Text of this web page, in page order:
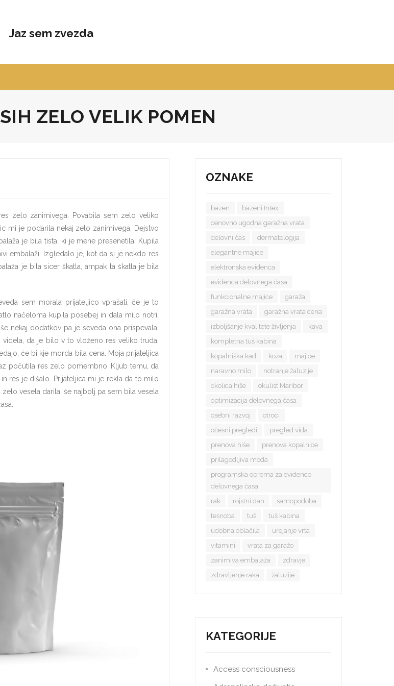
Jaz sem zvezda
ZELO VELIK POMEN
zelo zanimivega. Povabila sem zelo veliko
mi je podarila nekaj zelo zanimivega. Dejstvo
je bila tista, ki je mene presenetila. Kupila
embalaži. Izgledalo je, kot da si je nekdo res
je bila sicer škatla, ampak ta škatla je bila
sem morala prijateljico vprašati, če je to
načeloma kupila posebej in dala milo notri,
nekaj dodatkov pa je seveda ona prispevala.
da je bilo v to vloženo res veliko truda.
če bi kje morda bila cena. Moja prijateljica
počutila res zelo pomembno. Kljub temu, da
res je dišalo. Prijateljica mi je rekla da to milo
vesela darila, še najbolj pa sem bila vesela
OZNAKE
bazen
bazeni Intex
cenovno ugodna garažna vrata
delovni čas
dermatologija
elegantne majice
elektronska evidenca
evidenca delovnega časa
funkcionalne majice
garaža
garažna vrata
garažna vrata cena
izboljšanje kvalitete življenja
kava
kompletna tuš kabina
kopalniška kad
koža
majice
naravno milo
notranje žaluzije
okolica hiše
okulist Maribor
optimizacija delovnega časa
osebni razvoj
otroci
očesni pregledi
pregled vida
prenova hiše
prenova kopalnice
prilagodljiva moda
programska oprema za evidenco
delovnega časa
rak
rojstni dan
samopodoba
tesnoba
tuš
tuš kabina
udobna oblačila
urejanje vrta
vitamini
vrata za garažo
zanimiva embalaža
zdravje
zdravljenje raka
žaluzije
KATEGORIJE
Access consciousness